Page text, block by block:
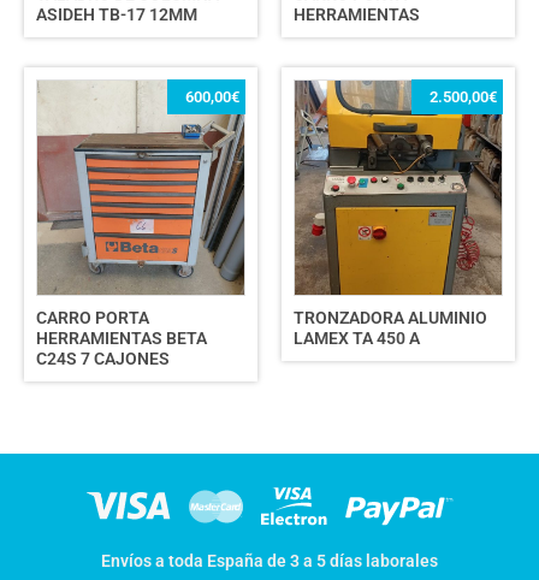
ASIDEH TB-17 12MM
HERRAMIENTAS
CARRO PORTA
HERRAMIENTAS BETA
C24S 7 CAJONES
600,00€
TRONZADORA ALUMINIO
LAMEX TA 450 A
2.500,00€
Envíos a toda España de 3 a 5 días laborales